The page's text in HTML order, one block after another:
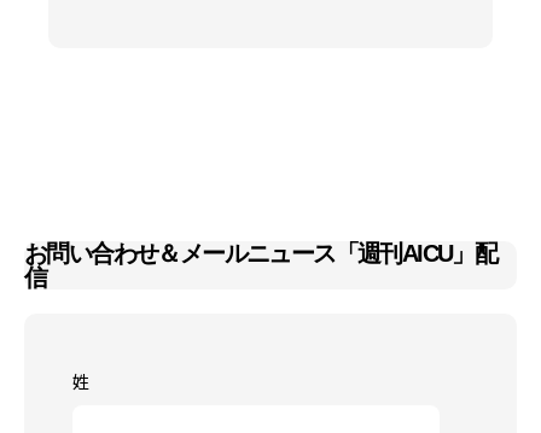
お問い合わせ＆メールニュース「週刊AICU」配
信
姓